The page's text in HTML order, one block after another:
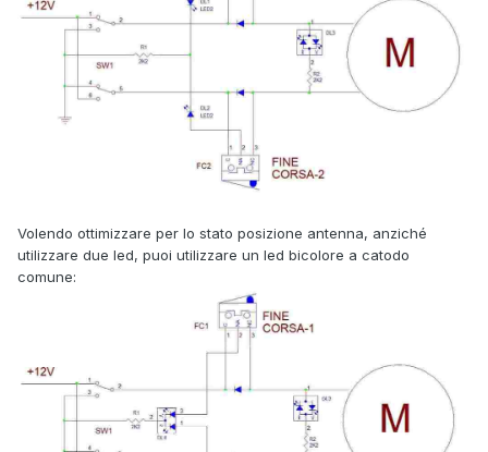
Volendo ottimizzare per lo stato posizione antenna, anziché
utilizzare due led, puoi utilizzare un led bicolore a catodo
comune: